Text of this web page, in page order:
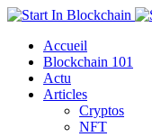
Accueil
Blockchain 101
Actu
Articles
Cryptos
NFT